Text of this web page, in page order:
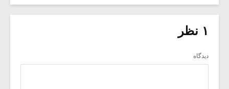
۱ نظر
دیدگاه